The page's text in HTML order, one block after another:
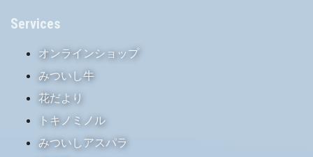
Services
オンラインショップ
みついし牛
花だより
トキノミノル
みついしアスパラ